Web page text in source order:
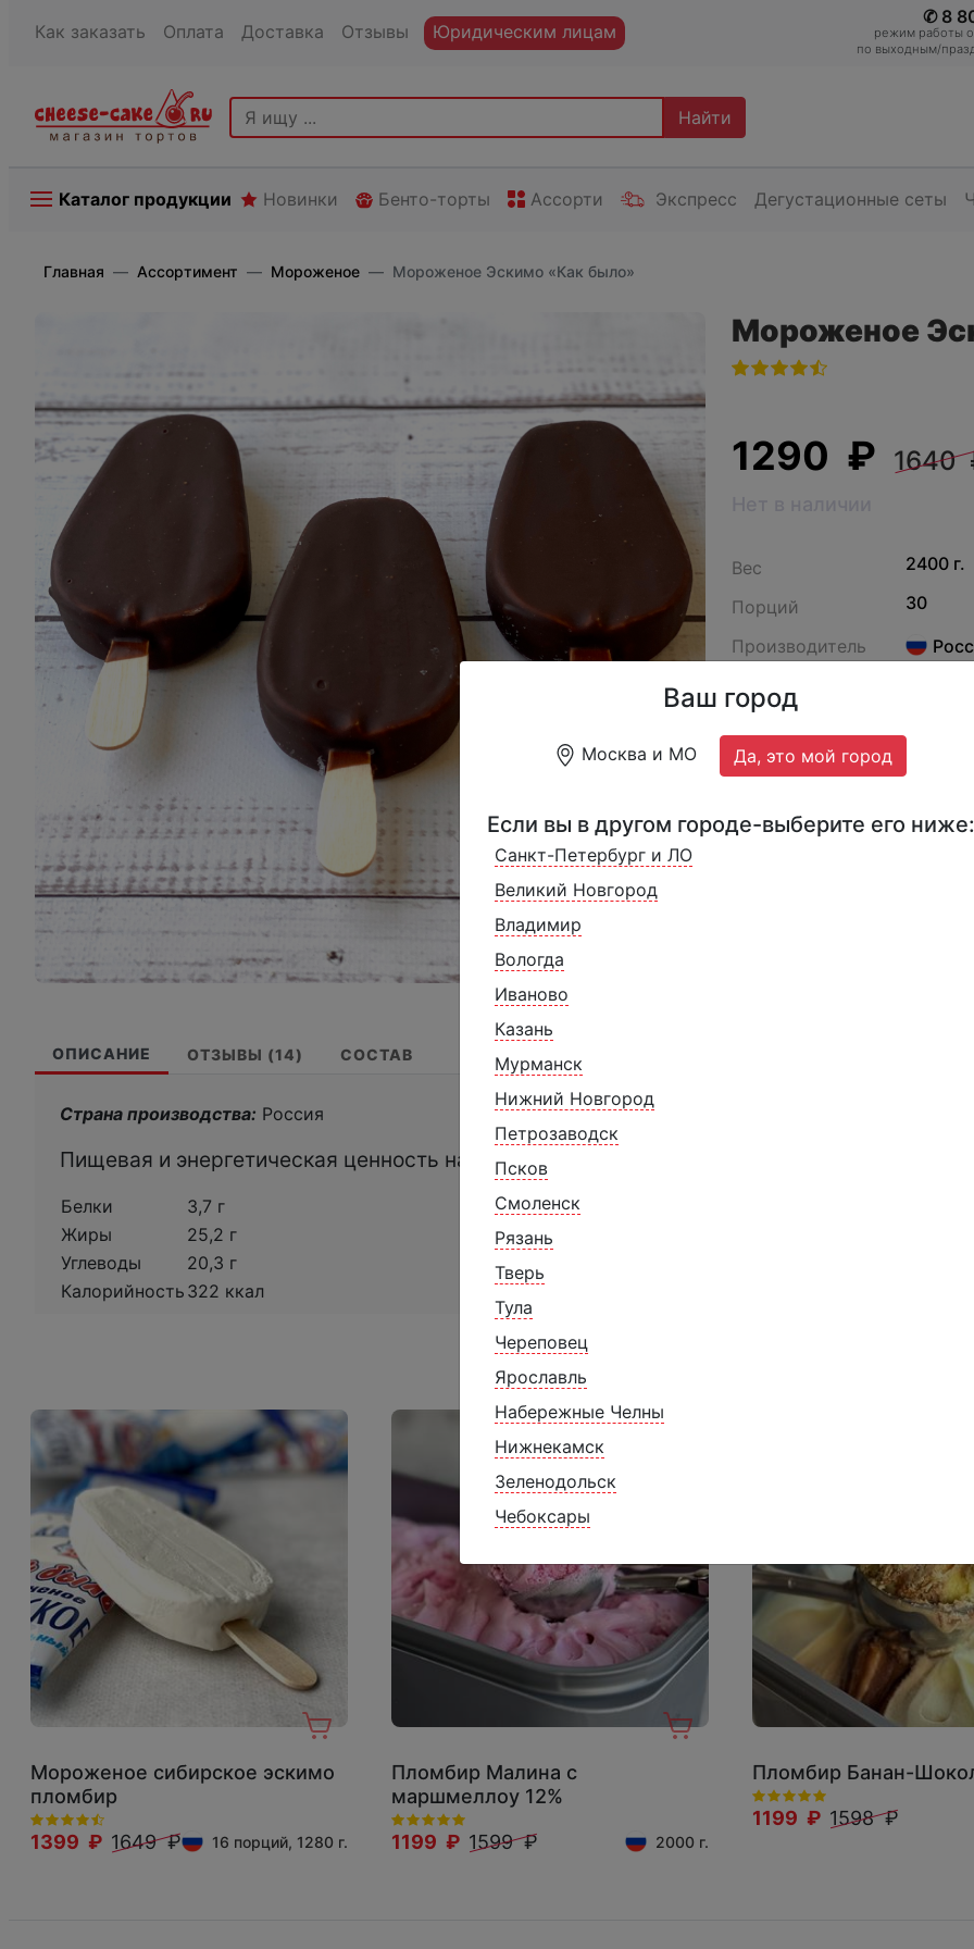
Как заказать Оплата Доставка Отзывы Юридическим лицам
✆ 8
режим работы
по выходным/
Найти
Каталог продукции Новинки Бенто-торты Ассорти Экспресс Дегустационные сеты
Ваш город
Москва и МО Да, это мой город
Если вы в другом городе-выберите его ниже:
Санкт-Петербург и ЛО
Великий Новгород
Владимир
Вологда
Иваново
Казань
Мурманск
Нижний Новгород
Петрозаводск
Псков
Смоленск
Рязань
Тверь
Тула
Череповец
Ярославль
Набережные Челны
Нижнекамск
Зеленодольск
Чебоксары
Главная Ассортимент Мороженое Мороженое Эскимо «Как было»
Мороженое
1290 ₽ 1640
Вес
2400 г.
Порций
30
Производитель
ОПИСАНИЕ ОТЗЫВЫ (14) СОСТАВ
Страна производства: Россия
Пищевая и энергетическая ценность на 100 г:
Белки
3,7 г
Жиры
25,2 г
Углеводы
20,3 г
Калорийность 322 ккал
Похожие товары
Мороженое сибирское эскимо
пломбир
1399 ₽ 1649 ₽ 16 порций, 1280 г.
Пломбир Малина с
маршмеллоу 12%
1199 ₽ 1599 ₽ 2000 г.
Пломбир Банан-
1199 ₽ 1598 ₽